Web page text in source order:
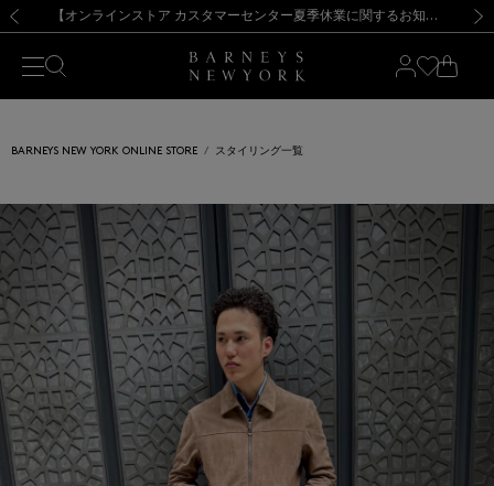
新規登録のお客様も対象！＜MY BARNEYS＞会員のお客様は11,000円（税込）以上のお買上げで常時送料無料！お買い物の際は会員登録を！
【夏季休業に伴う出荷一時停止のお知らせ】(2026.8.7) 【オンラインストア カスタマーセンター夏季休業に関するお知らせ】（2026.8.7）
【夏季休業に伴う返品・交換承り一時停止のお知らせ】（2026.8.5）
熊本県を中心とした地震の影響によるお荷物のお届けについて
【開催中】SUMMER SALEのご案内・ご注意事項 新規登録のお客様も対象！＜MY BARNEYS＞会員のお客様は11,000円（税込）以上のお買上げで常時送料無料！お買い物の際は会員登録を！
【夏季休業に伴う出荷一時停止のお知らせ】(2026.8.7)
BARNEYS NEW YORK ONLINE STORE スタイリング一覧